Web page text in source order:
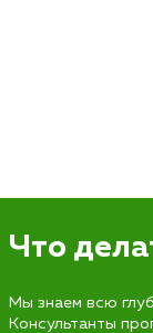
Что
Мы знаем всю
Консультанты